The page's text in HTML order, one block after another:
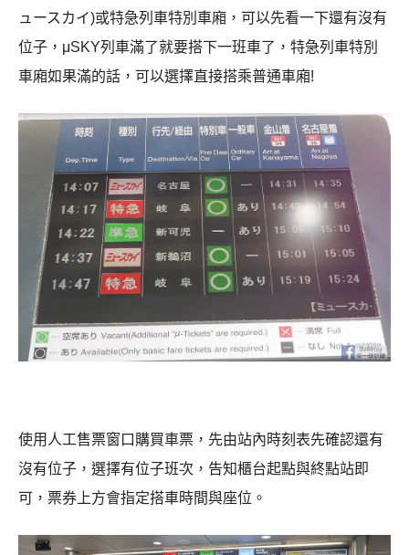
ュースカイ)或特急列車特別車廂，可以先看一下還有沒有
位子，μSKY列車滿了就要搭下一班車了，特急列車特別
車廂如果滿的話，可以選擇直接搭乘普通車廂!
使用人工售票窗口購買車票，先由站內時刻表先確認還有
沒有位子，選擇有位子班次，告知櫃台起點與終點站即
可，票券上方會指定搭車時間與座位。